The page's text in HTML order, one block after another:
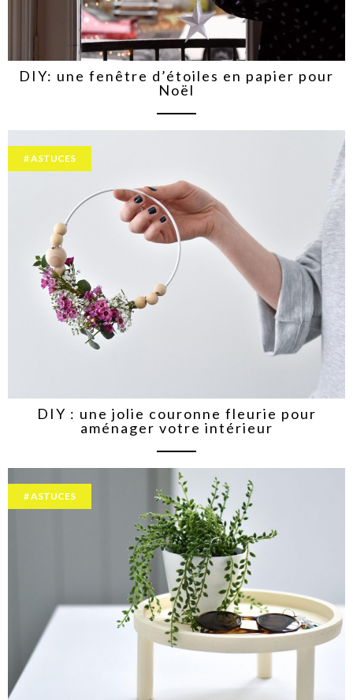
DIY: une fenêtre d’étoiles en papier pour
Noël
ASTUCES
DIY : une jolie couronne fleurie pour
aménager votre intérieur
ASTUCES